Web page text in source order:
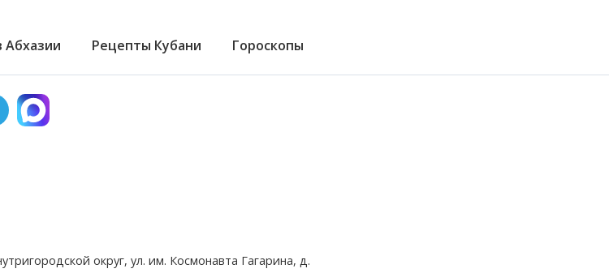
Абхазии Рецепты Кубани Гороскопы
округ, ул. им. Космонавта Гагарина, д.